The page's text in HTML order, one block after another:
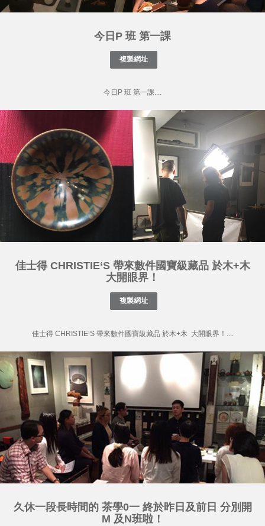
今日P 班 第一課
今日P 班 第一課....
佳士得 CHRISTIE‘S 帶來數件國寶級藏品 於木+木
大開眼界！
佳士得 CHRISTIE‘S 帶來數件國寶級藏品 於木+木 大開眼界！....
久休一段長時間的 茶學0一 終於昨日及前日 分別開
M 及N班啦！